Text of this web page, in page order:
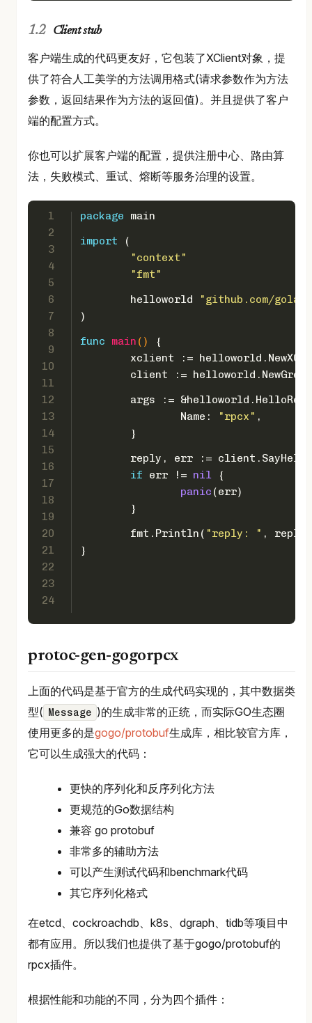
Client stub
客户端生成的代码更友好，它包装了XClient对象，提
供了符合人工美学的方法调用格式(请求参数作为方法
参数，返回结果作为方法的返回值)。并且提供了客户
端的配置方式。
你也可以扩展客户端的配置，提供注册中心、路由算
法，失败模式、重试、熔断等服务治理的设置。
1
2
3
4
5
6
7
8
9
10
11
12
13
14
15
16
17
18
19
20
21
22
23
24
package main
import (
"context"
"fmt"
	helloworld
"github.com/
)
func
main ()
{
xclient :=
client :=
args :=
		Name:
"rpcx" ,
	}
reply, err :=
if err != nil {
panic (err)
	}
	fmt.Println(
"reply: " ,
}
protoc-gen-gogorpcx
上面的代码是基于官方的生成代码实现的，其中数据类
型( Message )的生成非常的正统，而实际GO生态圈
使用更多的是gogo/protobuf生成库，相比较官方库，
它可以生成强大的代码：
更快的序列化和反序列化方法
更规范的Go数据结构
兼容 go protobuf
非常多的辅助方法
可以产生测试代码和benchmark代码
其它序列化格式
在etcd、cockroachdb、k8s、dgraph、tidb等项目中
都有应用。所以我们也提供了基于gogo/protobuf的
rpcx插件。
根据性能和功能的不同，分为四个插件：